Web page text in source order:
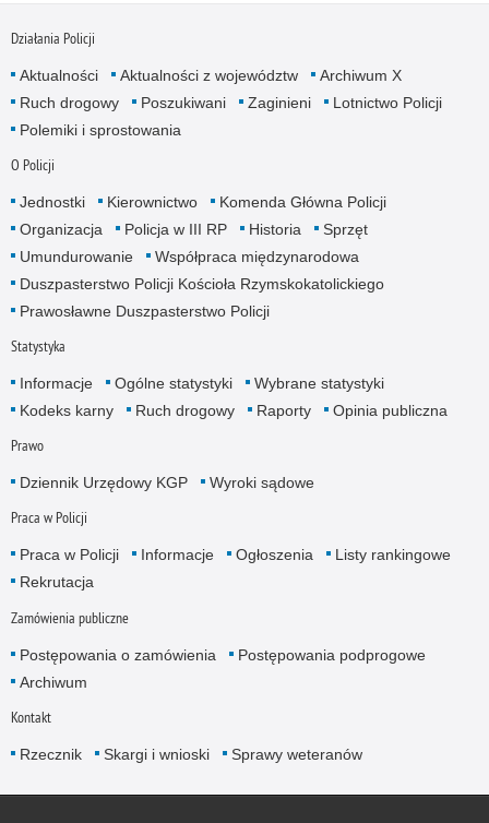
Działania Policji
Aktualności Aktualności z województw
Archiwum X
Ruch drogowy
Poszukiwani Zaginieni
Lotnictwo Policji
Polemiki i sprostowania
O Policji
Jednostki Kierownictwo
Komenda Główna Policji
Organizacja
Policja w III RP Historia
Sprzęt
Umundurowanie
Współpraca międzynarodowa
Duszpasterstwo Policji Kościoła Rzymskokatolickiego
Prawosławne Duszpasterstwo Policji
Statystyka
Informacje Ogólne statystyki
Wybrane statystyki
Kodeks karny
Ruch drogowy Raporty Opinia publiczna
Prawo
Dziennik Urzędowy KGP Wyroki sądowe
Praca w Policji
Praca w Policji Informacje Ogłoszenia
Listy rankingowe
Rekrutacja
Zamówienia publiczne
Postępowania o zamówienia
Postępowania podprogowe
Archiwum
Kontakt
Rzecznik Skargi i wnioski Sprawy weteranów